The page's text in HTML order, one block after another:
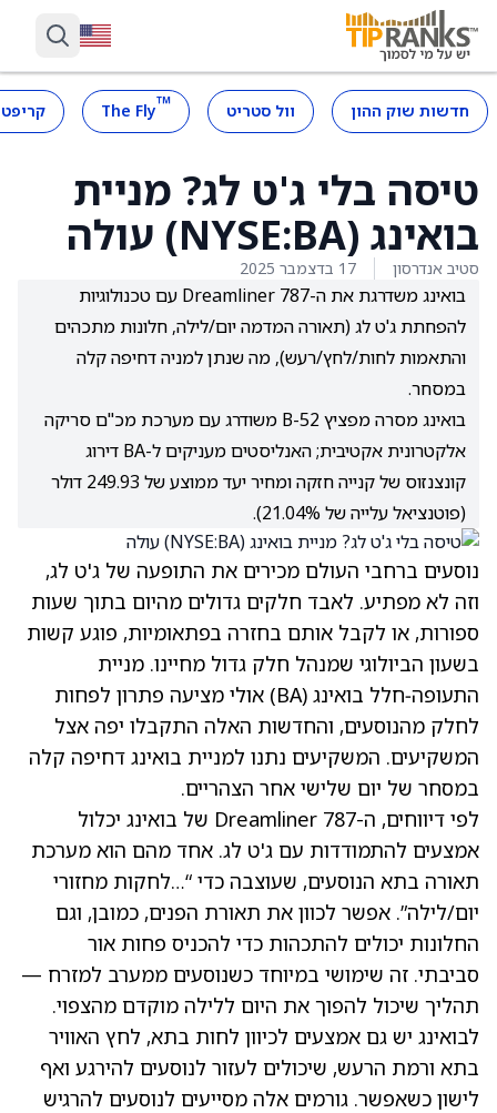
חדשות שוק ההון וול סטריט ™
The Fly
טיסה בלי ג'ט לג? מניית
בואינג (NYSE:BA) עולה
סטיב אנדרסון 17 בדצמבר 2025
בואינג משדרגת את ה-787 Dreamliner עם טכנולוגיות
להפחתת ג'ט לג (תאורה המדמה יום/לילה, חלונות מתכהים
והתאמות לחות/לחץ/רעש), מה שנתן למניה דחיפה קלה
במסחר.
בואינג מסרה מפציץ B-52 משודרג עם מערכת מכ"ם סריקה
אלקטרונית אקטיבית; האנליסטים מעניקים ל-BA דירוג
קונצנזוס של קנייה חזקה ומחיר יעד ממוצע של 249.93 דולר
(פוטנציאל עלייה של 21.04%).
נוסעים ברחבי העולם מכירים את התופעה של ג'ט לג,
וזה לא מפתיע. לאבד חלקים גדולים מהיום בתוך שעות
ספורות, או לקבל אותם בחזרה בפתאומיות, פוגע קשות
בשעון הביולוגי שמנהל חלק גדול מחיינו. מניית
התעופה‑חלל בואינג (BA)
אולי מציעה פתרון לפחות
לחלק מהנוסעים, והחדשות האלה התקבלו יפה אצל
המשקיעים. המשקיעים נתנו למניית בואינג דחיפה קלה
במסחר של יום שלישי אחר הצהריים.
לפי דיווחים, ה-787 Dreamliner של בואינג יכלול
אמצעים להתמודדות עם ג'ט לג. אחד מהם הוא מערכת
תאורה בתא הנוסעים, שעוצבה כדי “…לחקות מחזורי
יום/לילה”. אפשר לכוון את תאורת הפנים, כמובן, וגם
החלונות יכולים להתכהות כדי להכניס פחות אור
סביבתי. זה שימושי במיוחד כשנוסעים ממערב למזרח —
תהליך שיכול להפוך את היום ללילה מוקדם מהצפוי.
לבואינג יש גם אמצעים לכיוון לחות בתא, לחץ האוויר
בתא ורמת הרעש, שיכולים לעזור לנוסעים להירגע ואף
לישון כשאפשר. גורמים אלה מסייעים לנוסעים להרגיש